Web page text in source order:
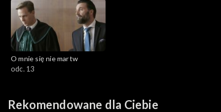
O mnie się nie martw
odc. 13
Rekomendowane dla Ciebie